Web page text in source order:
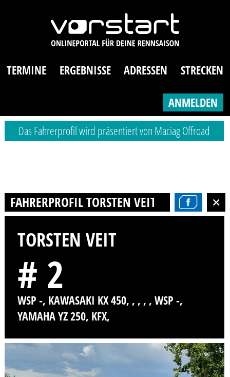
TERMINE ERGEBNISSE ADRESSEN STRECKEN
ANMELDEN
Das Fahrerprofil wird präsentiert von Maciag Offroad
FAHRERPROFIL TORSTEN VEIT
TORSTEN VEIT
# 2
WSP -, KAWASAKI KX 450, , , , , WSP -,
YAMAHA YZ 250, KFX,